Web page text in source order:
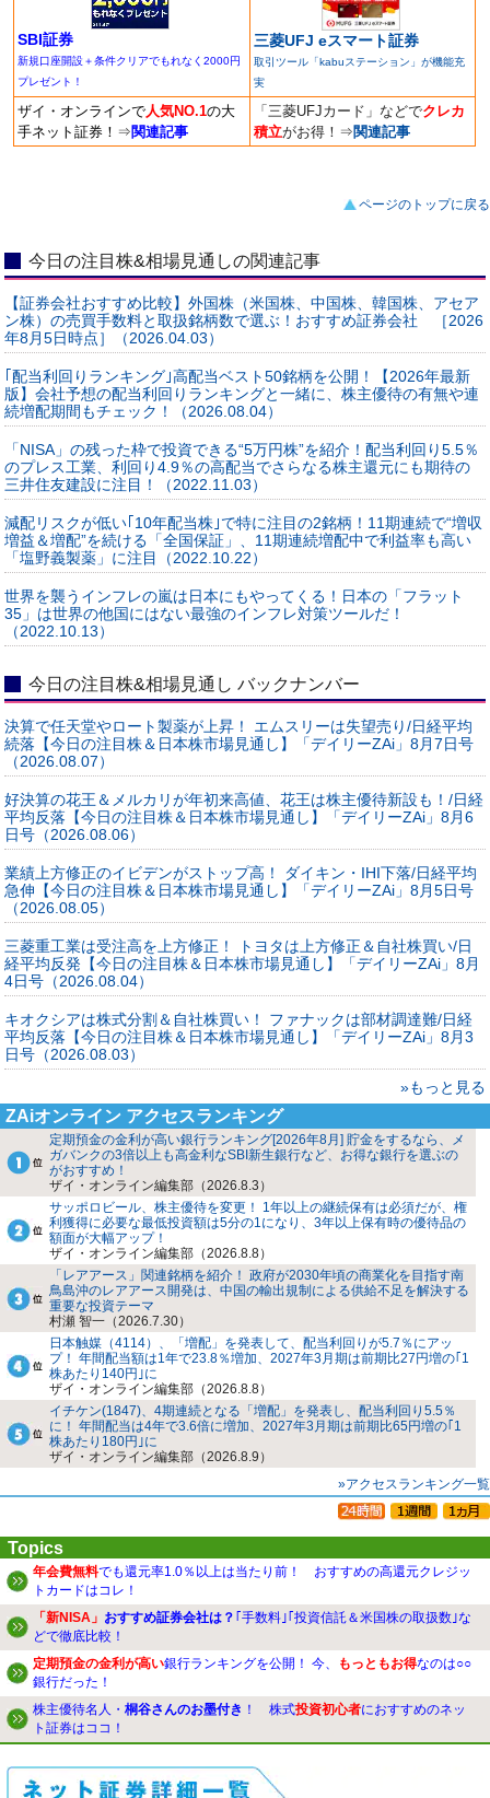
SBI証券
新規口座開設＋条件クリアでもれなく2000円
プレゼント！
三菱UFJ eスマート証券
取引ツール「kabuステーション」が機能充
実
ザイ・オンラインで人気NO.1の大
手ネット証券！ ⇒ 関連記事
「三菱UFJカード」などでクレカ
積立がお得！ ⇒ 関連記事
ページのトップに戻る
今日の注目株&相場見通しの関連記事
【証券会社おすすめ比較】外国株（米国株、中国株、韓国株、アセア
ン株）の売買手数料と取扱銘柄数で選ぶ！おすすめ証券会社 ［2026
年8月5日時点］（2026.04.03）
｢配当利回りランキング｣高配当ベスト50銘柄を公開！【2026年最新
版】会社予想の配当利回りランキングと一緒に、株主優待の有無や連
続増配期間もチェック！（2026.08.04）
「NISA」の残った枠で投資できる“5万円株”を紹介！配当利回り5.5％
のプレス工業、利回り4.9％の高配当でさらなる株主還元にも期待の
三井住友建設に注目！（2022.11.03）
減配リスクが低い｢10年配当株｣で特に注目の2銘柄！11期連続で“増収
増益＆増配”を続ける「全国保証」、11期連続増配中で利益率も高い
「塩野義製薬」に注目（2022.10.22）
世界を襲うインフレの嵐は日本にもやってくる！日本の「フラット
35」は世界の他国にはない最強のインフレ対策ツールだ！
（2022.10.13）
今日の注目株&相場見通し バックナンバー
決算で任天堂やロート製薬が上昇！ エムスリーは失望売り/日経平均
続落【今日の注目株＆日本株市場見通し】「デイリーZAi」8月7日号
（2026.08.07）
好決算の花王＆メルカリが年初来高値、花王は株主優待新設も！/日経
平均反落【今日の注目株＆日本株市場見通し】「デイリーZAi」8月6
日号（2026.08.06）
業績上方修正のイビデンがストップ高！ ダイキン・IHI下落/日経平均
急伸【今日の注目株＆日本株市場見通し】「デイリーZAi」8月5日号
（2026.08.05）
三菱重工業は受注高を上方修正！ トヨタは上方修正＆自社株買い/日
経平均反発【今日の注目株＆日本株市場見通し】「デイリーZAi」8月
4日号（2026.08.04）
キオクシアは株式分割＆自社株買い！ ファナックは部材調達難/日経
平均反落【今日の注目株＆日本株市場見通し】「デイリーZAi」8月3
日号（2026.08.03）
»もっと見る
ZAiオンライン アクセスランキング
定期預金の金利が高い銀行ランキング[2026年8月] 貯金をするなら、メ
ガバンクの3倍以上も高金利なSBI新生銀行など、お得な銀行を選ぶの
がおすすめ！
ザイ・オンライン編集部（2026.8.3）
サッポロビール、株主優待を変更！ 1年以上の継続保有は必須だが、権
利獲得に必要な最低投資額は5分の1になり、3年以上保有時の優待品の
額面が大幅アップ！
ザイ・オンライン編集部（2026.8.8）
「レアアース」関連銘柄を紹介！ 政府が2030年頃の商業化を目指す南
鳥島沖のレアアース開発は、中国の輸出規制による供給不足を解決する
重要な投資テーマ
村瀬 智一（2026.7.30）
日本触媒（4114）、「増配」を発表して、配当利回りが5.7％にアッ
プ！ 年間配当額は1年で23.8％増加、2027年3月期は前期比27円増の｢1
株あたり140円｣に
ザイ・オンライン編集部（2026.8.8）
イチケン(1847)、4期連続となる「増配」を発表し、配当利回り5.5％
に！ 年間配当は4年で3.6倍に増加、2027年3月期は前期比65円増の｢1
株あたり180円｣に
ザイ・オンライン編集部（2026.8.9）
»アクセスランキング一覧
Topics
年会費無料でも還元率1.0％以上は当たり前！ おすすめの高還元クレジッ
トカードはコレ！
「新NISA」 おすすめ証券会社は？ ｢手数料｣｢投資信託＆米国株の取扱数｣な
どで徹底比較！
定期預金の金利が高い銀行ランキングを公開！ 今、 もっともお得なのは○○
銀行だった！
株主優待名人・ 桐谷さんのお墨付き ！ 株式投資初心者におすすめのネッ
ト証券はココ！